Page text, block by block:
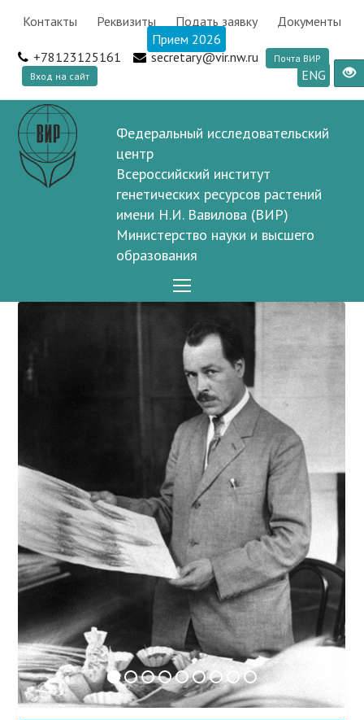
Контакты Реквизиты Подать заявку
Документы
Прием 2026
+78123125161
secretary@vir.nw.ru
Почта ВИР
Вход на сайт
ENG
Федеральный исследовательский
центр
Всероссийский институт
генетических ресурсов растений
имени Н.И. Вавилова (ВИР)
Министерство науки и высшего
образования
Menu